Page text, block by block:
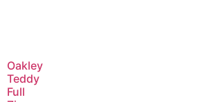
Oakley
Teddy
Full